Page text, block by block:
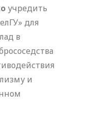
учредить
для
в
и